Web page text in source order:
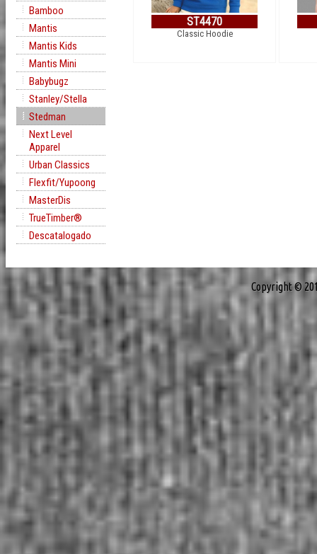
Bamboo
Mantis
Mantis Kids
Mantis Mini
Babybugz
Stanley/Stella
Stedman
Next Level
Apparel
Urban Classics
Flexfit/Yupoong
MasterDis
TrueTimber®
Descatalogado
ST4470
Classic Hoodie
Copyright ©